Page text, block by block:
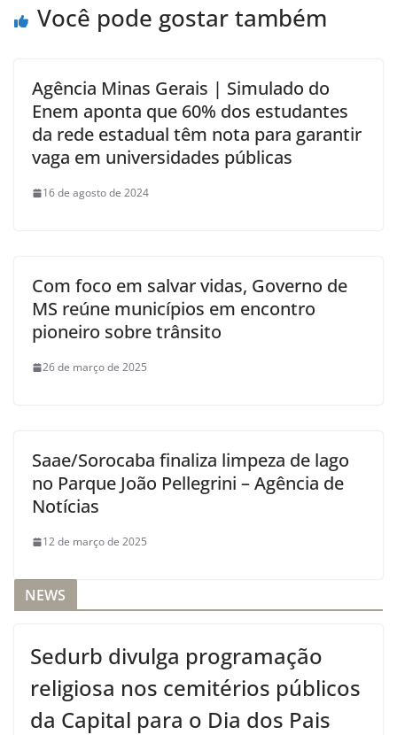
Você pode gostar também
Agência Minas Gerais | Simulado do
Enem aponta que 60% dos estudantes
da rede estadual têm nota para garantir
vaga em universidades públicas
16 de agosto de 2024
Com foco em salvar vidas, Governo de
MS reúne municípios em encontro
pioneiro sobre trânsito
26 de março de 2025
Saae/Sorocaba finaliza limpeza de lago
no Parque João Pellegrini – Agência de
Notícias
12 de março de 2025
NEWS
Sedurb divulga programação
religiosa nos cemitérios públicos
da Capital para o Dia dos Pais